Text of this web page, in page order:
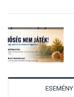
ESEMÉNY